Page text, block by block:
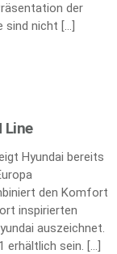
der
sind nicht […]
Line
Hyundai bereits
den Komfort
inspirierten
auszeichnet.
erhältlich sein. […]